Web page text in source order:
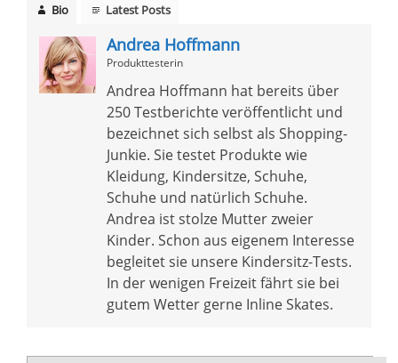
Bio Latest Posts
Andrea Hoffmann
Produkttesterin
Andrea Hoffmann hat bereits über
250 Testberichte veröffentlicht und
bezeichnet sich selbst als Shopping-
Junkie. Sie testet Produkte wie
Kleidung, Kindersitze, Schuhe,
Schuhe und natürlich Schuhe.
Andrea ist stolze Mutter zweier
Kinder. Schon aus eigenem Interesse
begleitet sie unsere Kindersitz-Tests.
In der wenigen Freizeit fährt sie bei
gutem Wetter gerne Inline Skates.